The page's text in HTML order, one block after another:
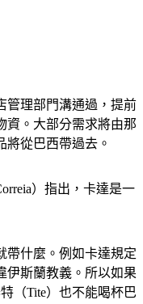
管理部門溝通過，提前
。大部分需求將由那
）指出，卡達是一
帶什麼。例如卡達規定
伊斯蘭教義。所以如果